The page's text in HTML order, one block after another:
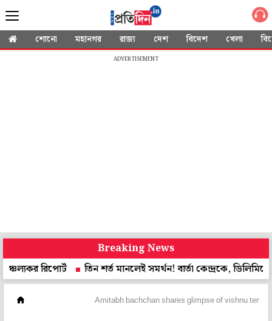
শোনো মহানগর রাজ্য দেশ বিদেশ খেলা
ADVERTISEMENT
Breaking News
তিন শর্ত মানলেই সমর্থন! বার্তা কেন্দ্রকে, ডিলিমিটেশন নিয়ে
Amitabh bachchan shares glimpse of vishnu